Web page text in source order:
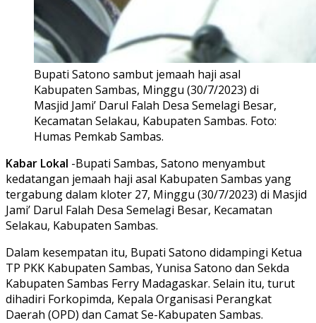
Bupati Satono sambut jemaah haji asal
Kabupaten Sambas, Minggu (30/7/2023) di
Masjid Jami’ Darul Falah Desa Semelagi Besar,
Kecamatan Selakau, Kabupaten Sambas. Foto:
Humas Pemkab Sambas.
Kabar Lokal -Bupati Sambas, Satono menyambut
kedatangan jemaah haji asal Kabupaten Sambas yang
tergabung dalam kloter 27, Minggu (30/7/2023) di Masjid
Jami’ Darul Falah Desa Semelagi Besar, Kecamatan
Selakau, Kabupaten Sambas.
Dalam kesempatan itu, Bupati Satono didampingi Ketua
TP PKK Kabupaten Sambas, Yunisa Satono dan Sekda
Kabupaten Sambas Ferry Madagaskar. Selain itu, turut
dihadiri Forkopimda, Kepala Organisasi Perangkat
Daerah (OPD) dan Camat Se-Kabupaten Sambas.